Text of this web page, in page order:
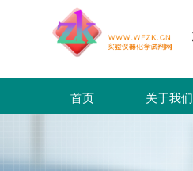
首页 关于我们